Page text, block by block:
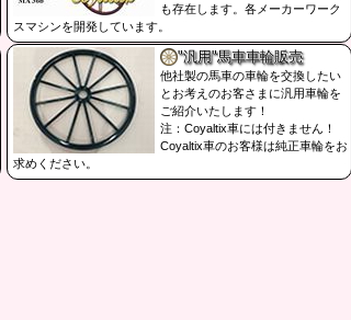
も存在します。各メーカーワーク
スマシンを開発しています。
"汎用"馬車車輪販売
他社製の馬車の車輪を交換したい
とお考えのお客さまに汎用車輪を
ご紹介いたします！
注：Coyaltix車には付きません！
Coyaltix車のお客様は純正車輪をお
求めください。